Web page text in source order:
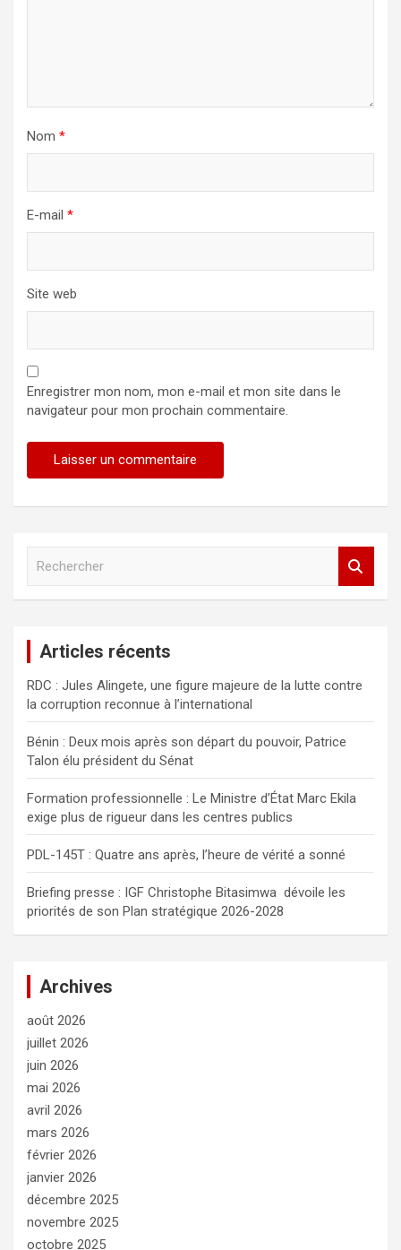
Nom *
E-mail *
Site web
Enregistrer mon nom, mon e-mail et mon site dans le
navigateur pour mon prochain commentaire.
c
h
e
r
Articles récents
RDC : Jules Alingete, une figure majeure de la lutte contre
la corruption reconnue à l’international
Bénin : Deux mois après son départ du pouvoir, Patrice
Talon élu président du Sénat
Formation professionnelle : Le Ministre d’État Marc Ekila
exige plus de rigueur dans les centres publics
PDL-145T : Quatre ans après, l’heure de vérité a sonné
Briefing presse : IGF Christophe Bitasimwa dévoile les
priorités de son Plan stratégique 2026-2028
Archives
août 2026
juillet 2026
juin 2026
mai 2026
avril 2026
mars 2026
février 2026
janvier 2026
décembre 2025
novembre 2025
octobre 2025